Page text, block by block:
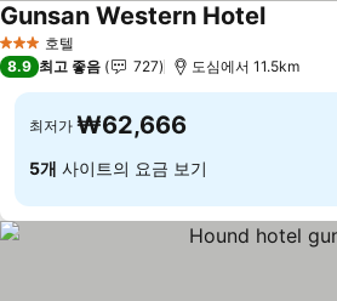
3 성급 호텔
Gunsan Western Hotel요금 보기
8.9 최고 좋음 727 도심에서 11.5km
최저가 ₩62,666
5개 사이트의 요금 보기